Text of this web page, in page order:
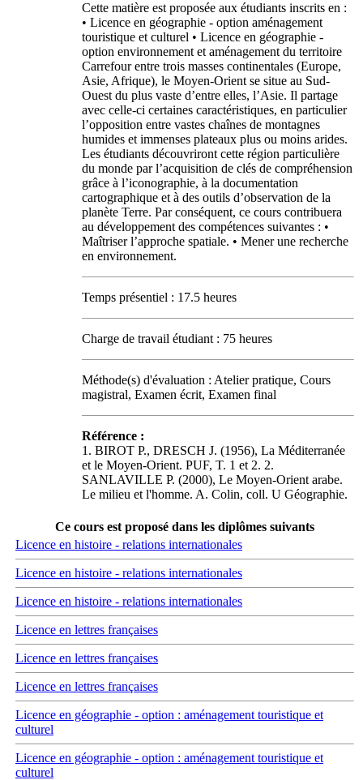
Cette matière est proposée aux étudiants inscrits en :
• Licence en géographie - option aménagement
touristique et culturel • Licence en géographie -
option environnement et aménagement du territoire
Carrefour entre trois masses continentales (Europe,
Asie, Afrique), le Moyen-Orient se situe au Sud-
Ouest du plus vaste d’entre elles, l’Asie. Il partage
avec celle-ci certaines caractéristiques, en particulier
l’opposition entre vastes chaînes de montagnes
humides et immenses plateaux plus ou moins arides.
Les étudiants découvriront cette région particulière
du monde par l’acquisition de clés de compréhension
grâce à l’iconographie, à la documentation
cartographique et à des outils d’observation de la
planète Terre. Par conséquent, ce cours contribuera
au développement des compétences suivantes : •
Maîtriser l’approche spatiale. • Mener une recherche
en environnement.
Temps présentiel : 17.5 heures
Charge de travail étudiant : 75 heures
Méthode(s) d'évaluation : Atelier pratique, Cours
magistral, Examen écrit, Examen final
Référence :
1. BIROT P., DRESCH J. (1956), La Méditerranée
et le Moyen-Orient. PUF, T. 1 et 2. 2.
SANLAVILLE P. (2000), Le Moyen-Orient arabe.
Le milieu et l'homme. A. Colin, coll. U Géographie.
Ce cours est proposé dans les diplômes suivants
Licence en histoire - relations internationales
Licence en histoire - relations internationales
Licence en histoire - relations internationales
Licence en lettres françaises
Licence en lettres françaises
Licence en lettres françaises
Licence en géographie - option : aménagement touristique et
culturel
Licence en géographie - option : aménagement touristique et
culturel